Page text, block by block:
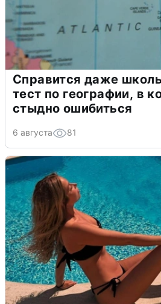
Справится даже
тест по географии, в
стыдно ошибиться
6 августа 81